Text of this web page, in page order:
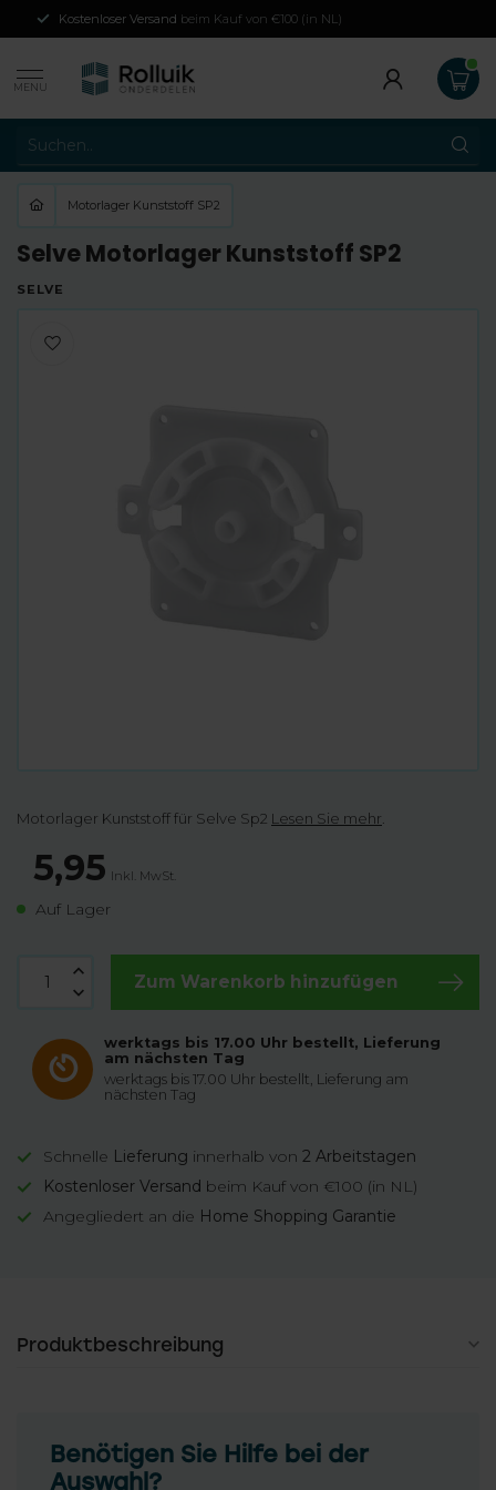
Kostenloser Versand beim Kauf von €100 (in NL)
MENU
Motorlager Kunststoff SP2
Selve Motorlager Kunststoff SP2
SELVE
Motorlager Kunststoff für Selve Sp2 Lesen Sie mehr
5,95 Inkl. MwSt.
Auf Lager
Zum Warenkorb hinzufügen
werktags bis 17.00 Uhr bestellt, Lieferung
am nächsten Tag
werktags bis 17.00 Uhr bestellt, Lieferung am
nächsten Tag
Schnelle Lieferung innerhalb von 2 Arbeitstagen
Kostenloser Versand beim Kauf von €100 (in NL)
Angegliedert an die Home Shopping Garantie
Produktbeschreibung
Benötigen Sie Hilfe bei der
Auswahl?